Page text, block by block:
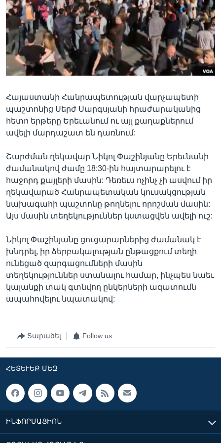
Լեզուներ
Հայաստանի Հանրապետության վարչապետի
պաշտոնից Սերժ Սարգսյանի հրաժարականից
հետո երթերը Երեւանում ու այլ քաղաքներում
ավելի մարդաշատ են դառնում:
Շարժման ղեկավար Նիկոլ Փաշինյանը Երեւնանի
ժամանակով ժամը 18:30-ին հայտարարելու է
հաջորդ քայլերի մասին: Դեռեւս ոչինչ չի ասվում իր
ղեկավարած Հանրապետական կուսակցության
նախագահի պաշտոնը թողնելու որոշման մասին:
Այս մասին տեղեկություններ կստացվեն ավելի ուշ:
Նիկոլ Փաշինյանը ցուցարարներից ժամանակ է
խնդրել, իր ձերբակալության ընթացքում տեղի
ունեցած զարգացումների մասին
տեղեկություններ ստանալու համար, ինչպես նաեւ
կալանքի տակ գտնվող ընկերների ազատումն
ապահովելու նպատակով:
Տարածել Follow us
ՀԵՏԵՒԵՔ ՄԵԶ
ԻՆՖՈՐՄԱՑԻՈՆ